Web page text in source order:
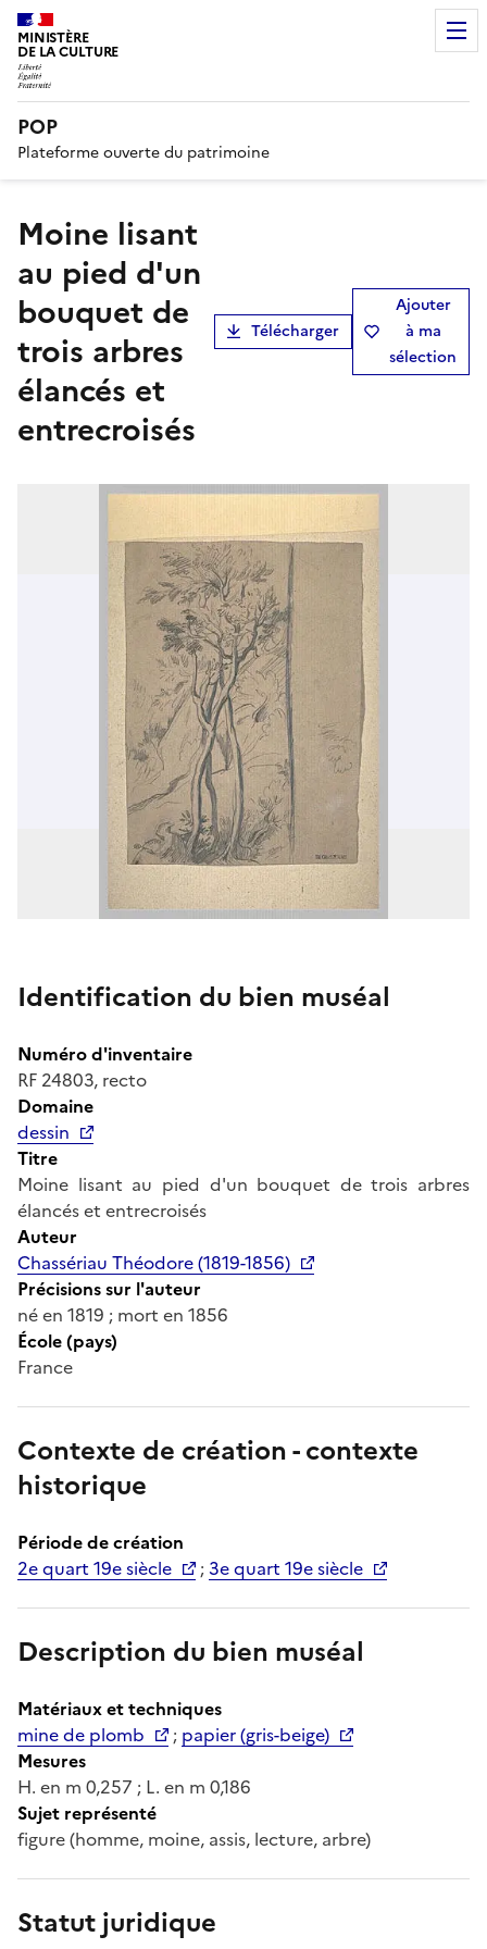
MINISTÈRE
DE LA CULTURE
POP
Plateforme ouverte du patrimoine
Moine lisant
au pied d'un
bouquet de
trois arbres
élancés et
entrecroisés
Télécharger
Ajouter
à ma
sélection
Identification du bien muséal
Numéro d'inventaire
RF 24803, recto
Domaine
dessin
Titre
Moine lisant au pied d'un bouquet de trois arbres
élancés et entrecroisés
Auteur
Chassériau Théodore (1819-1856)
Précisions sur l'auteur
né en 1819 ; mort en 1856
École (pays)
France
Contexte de création - contexte
historique
Période de création
2e quart 19e siècle
;3e quart 19e siècle
Description du bien muséal
Matériaux et techniques
mine de plomb
; papier (gris-beige)
Mesures
H. en m 0,257 ; L. en m 0,186
Sujet représenté
figure (homme, moine, assis, lecture, arbre)
Statut juridique